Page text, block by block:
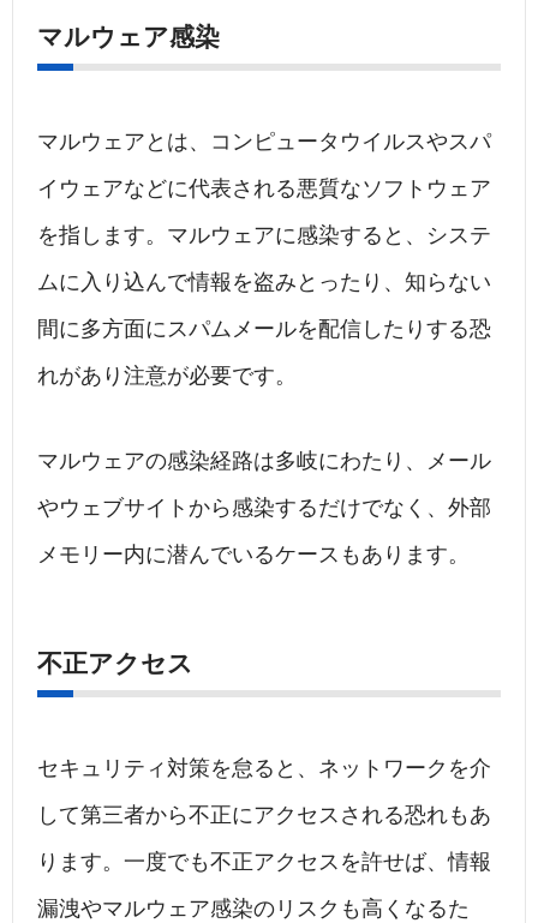
マルウェア感染
マルウェアとは、コンピュータウイルスやスパ
イウェアなどに代表される悪質なソフトウェア
を指します。マルウェアに感染すると、システ
ムに入り込んで情報を盗みとったり、知らない
間に多方面にスパムメールを配信したりする恐
れがあり注意が必要です。
マルウェアの感染経路は多岐にわたり、メール
やウェブサイトから感染するだけでなく、外部
メモリー内に潜んでいるケースもあります。
不正アクセス
セキュリティ対策を怠ると、ネットワークを介
して第三者から不正にアクセスされる恐れもあ
ります。一度でも不正アクセスを許せば、情報
漏洩やマルウェア感染のリスクも高くなるた